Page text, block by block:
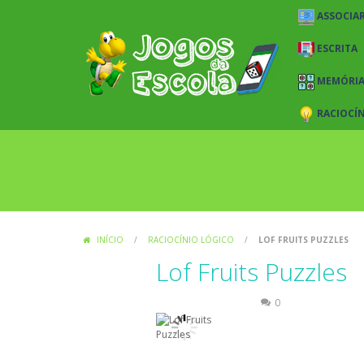
ESCRITA
MEMÓRIA
INÍCIO / RACIOCÍNIO LÓGICO / LOF FRUITS PUZZLES
Lof Fruits Puzzles
0